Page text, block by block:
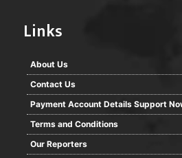
Links
About Us
Contact Us
Payment Account Details Support
Terms and Conditions
Our Reporters